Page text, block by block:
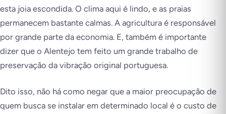
esta joia escondida. O clima aqui é lindo, e as praias
permanecem bastante calmas. A agricultura é responsável
por grande parte da economia. E, também é importante
dizer que o Alentejo tem feito um grande trabalho de
preservação da vibração original portuguesa.
Dito isso, não há como negar que a maior preocupação de
quem busca se instalar em determinado local é o custo de